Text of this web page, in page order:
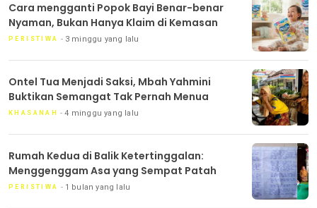
Cara mengganti Popok Bayi Benar-benar
Nyaman, Bukan Hanya Klaim di Kemasan
PERISTIWA 3 minggu yang lalu
Ontel Tua Menjadi Saksi, Mbah Yahmini
Buktikan Semangat Tak Pernah Menua
KHASANAH 4 minggu yang lalu
Rumah Kedua di Balik Ketertinggalan:
Menggenggam Asa yang Sempat Patah
PERISTIWA 1 bulan yang lalu